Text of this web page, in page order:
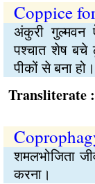
Coppice
अंकुरी
पश्‍चात शेष
पीकों से बना हो।
:
शमलभोजिता
करना।